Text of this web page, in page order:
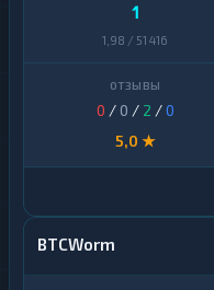
1
1,98 / 51 416
0 / 0 / 2 /0
5,0 ★
BTCWorm